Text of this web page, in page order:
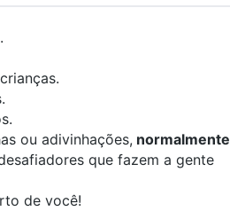
ou adivinhações, normalmente
que fazem a gente
de você!